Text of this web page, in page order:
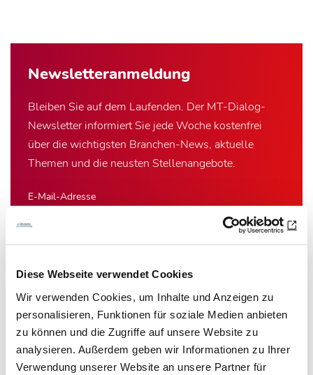
Diese Webseite verwendet Cookies
Wir verwenden Cookies, um Inhalte und Anzeigen zu
personalisieren, Funktionen für soziale Medien anbieten
zu können und die Zugriffe auf unsere Website zu
analysieren. Außerdem geben wir Informationen zu Ihrer
Verwendung unserer Website an unsere Partner für
Newsletter­anmeldung
Bleiben Sie auf dem Laufenden. Der MT-Dialog-
Newsletter informiert Sie jede Woche kostenfrei
über die wichtigsten Branchen-News, aktuelle
Themen und die neusten Stellenangebote.
E-Mail-Adresse
Newsletter abonnieren
* Pflichtfeld